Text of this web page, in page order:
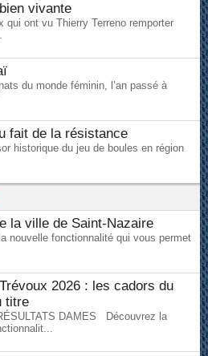
vivante
qui ont vu Thierry Terreno remporter
du monde féminin, l’an passé à
fait de la résistance
historique du jeu de boules en région
la ville de Saint-Nazaire
nouvelle fonctionnalité qui vous permet
2026 : les cadors du
titre
DAMES Découvrez la